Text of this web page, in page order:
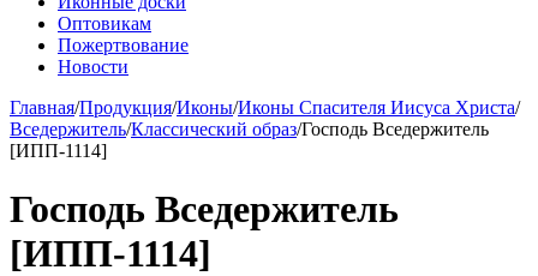
Оптовикам
Пожертвование
Новости
Главная/Продукция/Иконы/Иконы Спасителя Иисуса Христа/
Вседержитель/Классический образ/Господь Вседержитель
[ИПП-1114]
Господь Вседержитель
[ИПП-1114]